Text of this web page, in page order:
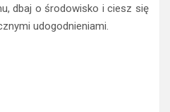
dbaj o środowisko i ciesz się
udogodnieniami.